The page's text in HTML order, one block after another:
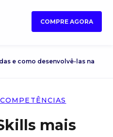
COMPRE AGORA
e como desenvolvê-las na
mais